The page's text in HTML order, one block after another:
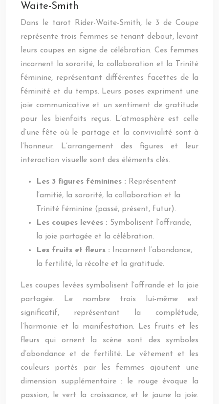
Waite-Smith
Dans le tarot Rider-Waite-Smith, le 3 de Coupe
représente trois femmes se tenant debout, levant
leurs coupes en signe de célébration. Ces femmes
incarnent la sororité, la collaboration et la Trinité
féminine, représentant différentes facettes de la
féminité et du temps. Leurs poses expriment une
joie communicative et un sentiment de gratitude
pour les bienfaits reçus. L’atmosphère est celle
d’une fête où le partage et la convivialité sont à
l’honneur. L’arrangement des figures et leur
interaction visuelle sont des éléments clés.
Les 3 figures féminines : Représentent
l’amitié, la sororité, la collaboration et la
Trinité féminine (passé, présent, futur).
Les coupes levées : Symbolisent l’offrande,
la joie partagée et la célébration.
Les fruits et fleurs :
Incarnent l’abondance,
la fertilité, la récolte et la gratitude.
Les coupes levées symbolisent l’offrande et la joie
partagée. Le nombre trois lui-même est
significatif, représentant la complétude,
l’harmonie et la manifestation. Les fruits et les
fleurs qui ornent la scène sont des symboles
d’abondance et de fertilité. Le vêtement et les
couleurs portés par les femmes ajoutent une
dimension supplémentaire : le rouge évoque la
passion, le vert la croissance, et le jaune la joie.